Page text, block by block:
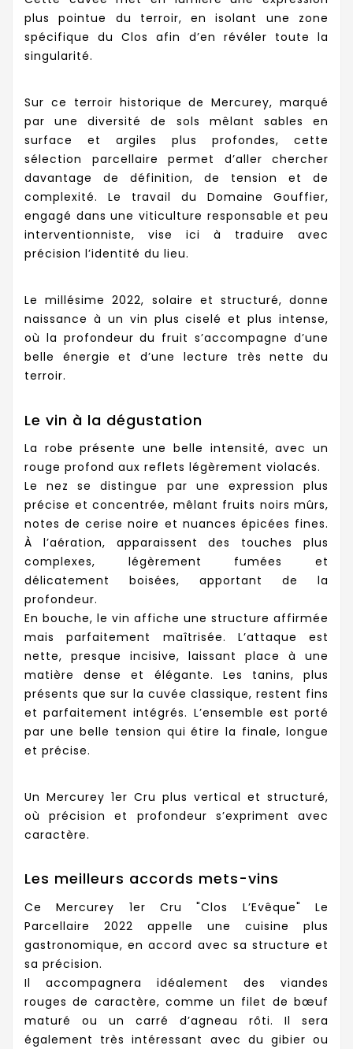
plus pointue du terroir, en isolant une zone
spécifique du Clos afin d’en révéler toute la
singularité.
Sur ce terroir historique de Mercurey, marqué
par une diversité de sols mêlant sables en
surface et argiles plus profondes, cette
sélection parcellaire permet d’aller chercher
davantage de définition, de tension et de
complexité. Le travail du Domaine Gouffier,
engagé dans une viticulture responsable et peu
interventionniste, vise ici à traduire avec
précision l’identité du lieu.
Le millésime 2022, solaire et structuré, donne
naissance à un vin plus ciselé et plus intense,
où la profondeur du fruit s’accompagne d’une
belle énergie et d’une lecture très nette du
terroir.
Le vin à la dégustation
La robe présente une belle intensité, avec un
rouge profond aux reflets légèrement violacés.
Le nez se distingue par une expression plus
précise et concentrée, mêlant fruits noirs mûrs,
notes de cerise noire et nuances épicées fines.
À l’aération, apparaissent des touches plus
complexes, légèrement fumées et
délicatement boisées, apportant de la
profondeur.
En bouche, le vin affiche une structure affirmée
mais parfaitement maîtrisée. L’attaque est
nette, presque incisive, laissant place à une
matière dense et élégante. Les tanins, plus
présents que sur la cuvée classique, restent fins
et parfaitement intégrés. L’ensemble est porté
par une belle tension qui étire la finale, longue
et précise.
Un Mercurey 1er Cru plus vertical et structuré,
où précision et profondeur s’expriment avec
caractère.
Les meilleurs accords mets-vins
Ce Mercurey 1er Cru "Clos L’Evêque" Le
Parcellaire 2022 appelle une cuisine plus
gastronomique, en accord avec sa structure et
sa précision.
Il accompagnera idéalement des viandes
rouges de caractère, comme un filet de bœuf
maturé ou un carré d’agneau rôti. Il sera
également très intéressant avec du gibier ou